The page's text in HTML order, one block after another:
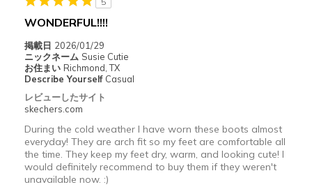
以下に最適
Casual Wear
Width
Feels true to width
Sizing
Feels true to size
WONDERFUL!!!!
掲載日 2026/01/29
ニックネーム Susie Cutie
お住まい Richmond, TX
Describe Yourself Casual
レビューしたサイト
skechers.com
During the cold weather I have worn these boots almost
everyday! They are arch fit so my feet are comfortable all
the time. They keep my feet dry, warm, and looking cute! I
would definitely recommend to buy them if they weren't
unavailable now. :)